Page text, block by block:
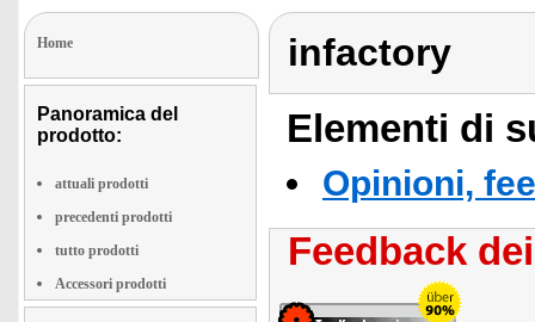
Home
Panoramica del
prodotto:
attuali prodotti
precedenti prodotti
tutto prodotti
Accessori prodotti
infactory
Elementi di
Opinioni,
Feedback